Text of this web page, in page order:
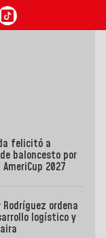
felicitó a
baloncesto por
2027
ordena
logístico y